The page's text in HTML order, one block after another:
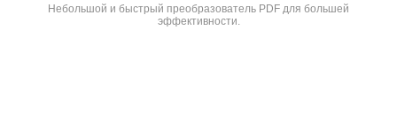
Небольшой и быстрый преобразователь PDF для большей
эффективности.